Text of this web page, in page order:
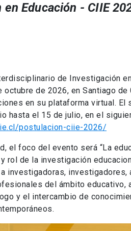
Educación - CIIE
de Investigación
de 2026, en Santiago
en su plataforma virtual. El
hasta el 15 de julio, en el
postulacion-ciie-2026/
el foco del evento será “La
rol de la investigación
investigadoras, investigadores,
del ámbito educativo,
y el intercambio de